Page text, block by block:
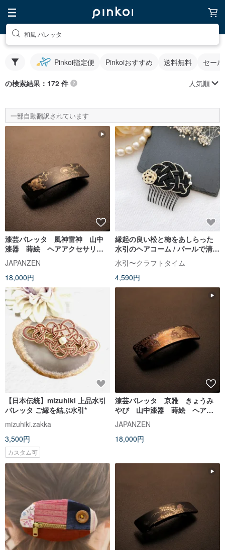
和風 バレッタ
Pinkoi指定便 Pinkoiおすすめ 送料無料 セー
の検索結果：172 件 人気順
一部自動翻訳されています
漆芸バレッタ 風神雷神 山中
漆器 蒔絵 ヘアアクセサリ
ー 髪留め
JAPANZEN
18,000円
縁起の良い松と梅をあしらった
水引のヘアコーム / パールで清楚
に / ブラック
水引〜クラフトタイム
4,590円
【日本伝統】mizuhiki 上品水引
バレッタ ご縁を結ぶ水引*
mizuhiki.zakka
3,500円
カスタム可
漆芸バレッタ 京雅 きょうみ
やび 山中漆器 蒔絵 ヘアア
クセサリー 髪留め
JAPANZEN
18,000円